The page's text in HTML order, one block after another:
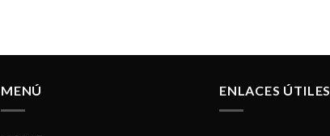
MENÚ ENLACES ÚTILES